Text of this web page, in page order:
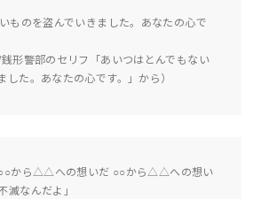
ものを盗んでいきました。あなたの心で
銭形警部のセリフ「あいつはとんでもない
した。あなたの心です。」から）
○○から△△への想いだ ○○から△△への想い
滅なんだよ」